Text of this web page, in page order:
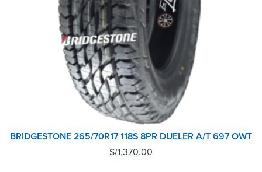
BRIDGESTONE 265/70R17 118S 8PR DUELER A/T 697 OWT
S/1,370.00